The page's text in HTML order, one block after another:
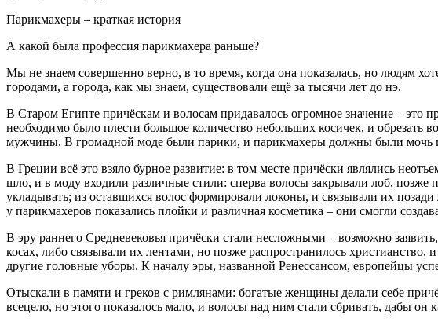
Парикмахеры – краткая история
А какой была профессия парикмахера раньше?
Мы не знаем совершенно верно, в то время, когда она показалась, но людям
городами, а города, как мы знаем, существовали ещё за тысячи лет до нэ.
В Старом Египте причёскам и волосам придавалось огромное значение –
необходимо было плести большое количество небольших косичек, и
мужчины. В громадной моде были парики, и парикмахеры должны были мочь
В Греции всё это взяло бурное развитие: в том месте причёски являлись
шло, и в моду входили различные стили: сперва волосы закрывали лоб,
укладывать; из оставшихся волос формировали локоны, и связывали их
у парикмахеров показались плойки и различная косметика – они смогли
В эру раннего Средневековья причёски стали несложными – возможно
косах, либо связывали их лентами, но позже распространилось
другие головные уборы. К началу эры, названной Ренессансом, европейцы
Отыскали в памяти и греков с римлянами: богатые женщины делали себе
всецело, но этого показалось мало, и волосы над ним стали сбривать, дабы